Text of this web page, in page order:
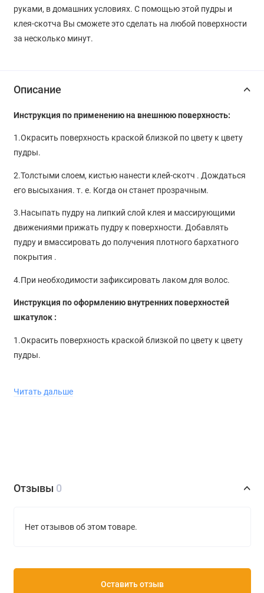
руками, в домашних условиях. С помощью этой пудры и
клея-скотча Вы сможете это сделать на любой поверхности
за несколько минут.
Описание
Инструкция по применению на внешнюю поверхность:
1.Окрасить поверхность краской близкой по цвету к цвету
пудры.
2.Толстыми слоем, кистью нанести клей-скотч . Дождаться
его высыхания. т. е. Когда он станет прозрачным.
3.Насыпать пудру на липкий слой клея и массирующими
движениями прижать пудру к поверхности. Добавлять
пудру и вмассировать до получения плотного бархатного
покрытия .
4.При необходимости зафиксировать лаком для волос.
Инструкция по оформлению внутренних поверхностей
шкатулок :
1.Окрасить поверхность краской близкой по цвету к цвету
пудры.
его высыхания. т. е. Когда он станет прозрачным.
Читать дальше
Отзывы 0
Нет отзывов об этом товаре.
Оставить отзыв